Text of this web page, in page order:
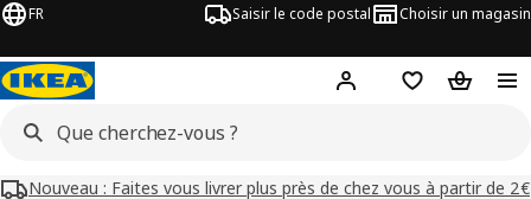
FR Saisir le code postal Choisir un magasin
Mon compteFavorisPanier
Nouveau : Faites vous livrer plus près de chez vous à partir de 2€